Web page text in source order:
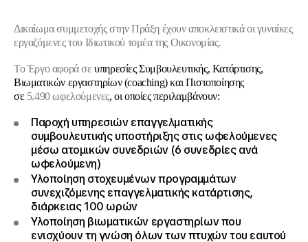
Δικαίωμα συμμετοχής στην Πράξη έχουν αποκλειστικά οι γυναίκες
εργαζόμενες του Ιδιωτικού τομέα της Οικονομίας.
Το Έργο αφορά σε υπηρεσίες Συμβουλευτικής, Κατάρτισης,
Βιωματικών εργαστηρίων (coaching) και Πιστοποίησης
σε 5.490 ωφελούμενες, οι οποίες περιλαμβάνουν:
Παροχή υπηρεσιών επαγγελματικής
συμβουλευτικής υποστήριξης στις ωφελούμενες
μέσω ατομικών συνεδριών (6 συνεδρίες ανά
ωφελούμενη)
Υλοποίηση στοχευμένων προγραμμάτων
συνεχιζόμενης επαγγελματικής κατάρτισης,
διάρκειας 100 ωρών
Υλοποίηση βιωματικών εργαστηρίων που
ενισχύουν τη γνώση όλων των πτυχών του εαυτού